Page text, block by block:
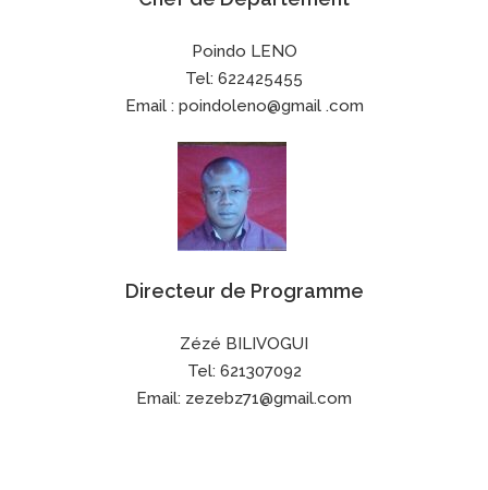
Poindo LENO
Tel: 622425455
Email : poindoleno@gmail .com
Directeur de Programme
Zézé BILIVOGUI
Tel: 621307092
Email: zezebz71@gmail.com